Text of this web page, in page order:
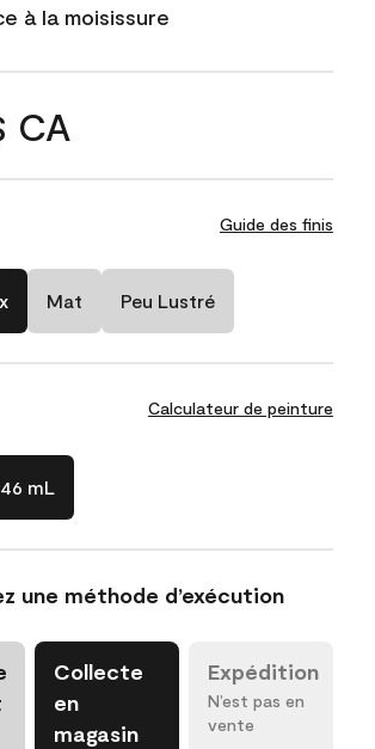
à la moisissure
CA
Guide des finis
Mat Peu Lustré
Calculateur de peinture
mL
une méthode d’exécution
Collecte
en
magasin
Expédition
N’est pas en
vente